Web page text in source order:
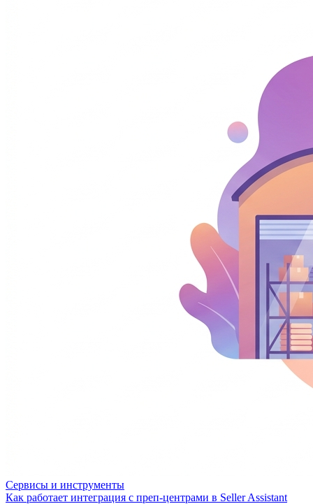
Сервисы и инструменты
Как работает интеграция с преп-центрами в Seller Assistant